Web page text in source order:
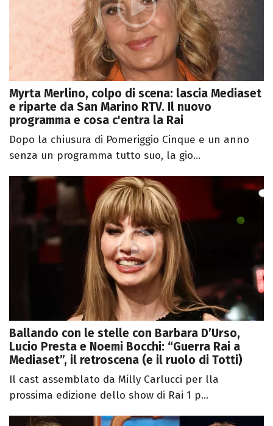
Myrta Merlino, colpo di scena: lascia Mediaset
e riparte da San Marino RTV. Il nuovo
programma e cosa c'entra la Rai
Dopo la chiusura di Pomeriggio Cinque e un anno
senza un programma tutto suo, la gio...
Ballando con le stelle con Barbara D’Urso,
Lucio Presta e Noemi Bocchi: “Guerra Rai a
Mediaset”, il retroscena (e il ruolo di Totti)
Il cast assemblato da Milly Carlucci per lla
prossima edizione dello show di Rai 1 p...